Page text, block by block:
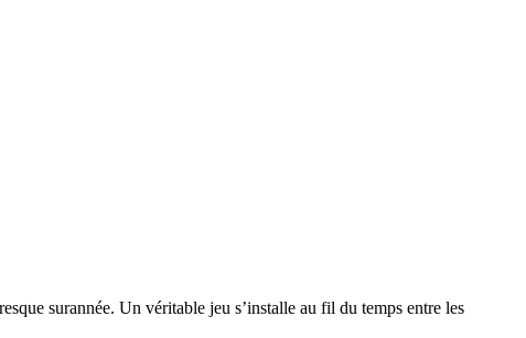
surannée. Un véritable jeu s’installe au fil du temps entre les